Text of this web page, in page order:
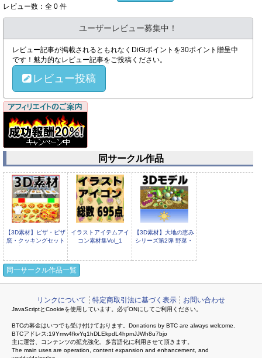
レビュー数：全 0 件
ユーザーレビュー募集中！
レビュー記事が掲載されるともれなくDiGiポイントを30ポイント贈呈中
です！魅力的なレビュー記事をご投稿ください。
レビュー投稿
同サークル作品
【3D素材】ピザ・ピザ
窯・クッキングセット
イラストアイテムアイ
コン素材集Vol_1
【3D素材】大地の恵み
シリーズ第2弾 野菜・
3D素材・カフェバー構
築セット
3D素材・シャボン玉遊
びセットVer1.01(パー
ティクルエ
同一サークル作品一覧
リンクについて 特定商取引法に基づく表示 お問い合わせ
JavaScriptとCookieを使用しています。必ずONにしてご利用ください。
BTCの募金はいつでも受け付けております。Donations by BTC are always welcome.
BTCアドレス:19Ymw4fkvYq1hDLEkpdL4hpmJJWh8u7bjo
主に運営、コンテンツの拡充強化、多言語化に利用させて頂きます。
The main uses are operation, content expansion and enhancement, and